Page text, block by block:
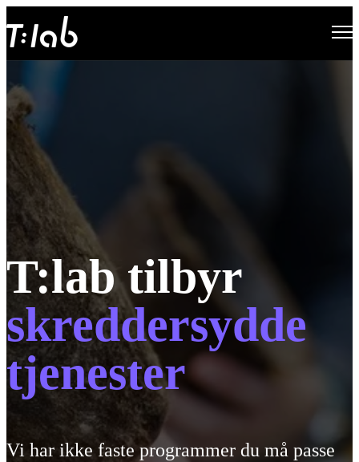
T:lab tilbyr
skreddersydde
tjenester
Vi har ikke faste programmer du må passe